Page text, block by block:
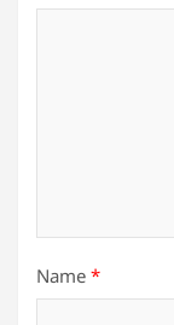
Name *